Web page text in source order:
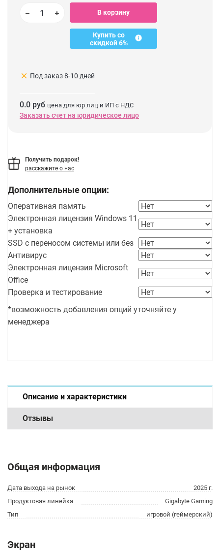
В корзину
Купить со
скидкой 6%
clear Под заказ 8-10 дней
0.0 руб цена для юр лиц и ИП с НДС
Заказать счет на юридическое лицо
Получить подарок!
расскажите о нас
Дополнительные опции:
Оперативная память
Электронная лицензия Windows 11
+ установка
SSD с переносом системы или без
Антивирус
Электронная лицензия Microsoft
Office
Проверка и тестирование
*возможность добавления опций уточняйте у
менеджера
Описание и характеристики
Отзывы
Общая информация
Дата выхода на рынок
2025 г.
Продуктовая линейка
Gigabyte Gaming
Тип
игровой (геймерский)
Экран